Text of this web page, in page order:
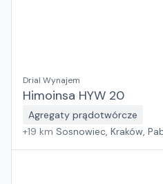
Drial Wynajem
Himoinsa HYW 20
Agregaty prądotwórcze
+19 km Sosnowiec, Kraków,